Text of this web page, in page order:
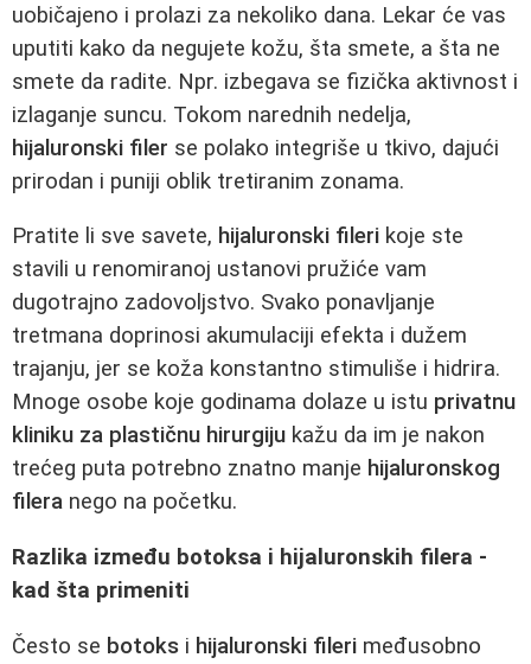
uobičajeno i prolazi za nekoliko dana. Lekar će vas
uputiti kako da negujete kožu, šta smete, a šta ne
smete da radite. Npr. izbegava se fizička aktivnost i
izlaganje suncu. Tokom narednih nedelja,
hijaluronski filer se polako integriše u tkivo, dajući
prirodan i puniji oblik tretiranim zonama.
Pratite li sve savete, hijaluronski fileri koje ste
stavili u renomiranoj ustanovi pružiće vam
dugotrajno zadovoljstvo. Svako ponavljanje
tretmana doprinosi akumulaciji efekta i dužem
trajanju, jer se koža konstantno stimuliše i hidrira.
Mnoge osobe koje godinama dolaze u istu privatnu
kliniku za plastičnu hirurgiju kažu da im je nakon
trećeg puta potrebno znatno manje hijaluronskog
filera nego na početku.
Razlika između botoksa i hijaluronskih filera -
kad šta primeniti
Često se botoks i hijaluronski fileri međusobno